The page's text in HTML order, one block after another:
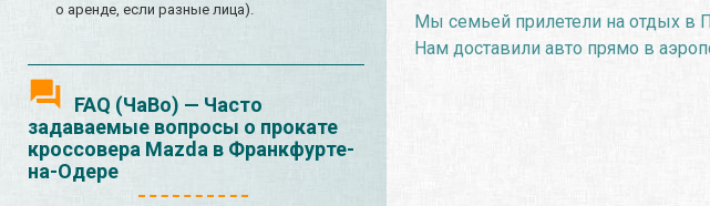
о аренде, если разные лица).
FAQ (ЧаВо) — Часто
задаваемые вопросы о прокате
кроссовера Mazda в Франкфурте-
на-Одере
Мы семьей прилетели на отдых в
Нам доставили авто прямо в